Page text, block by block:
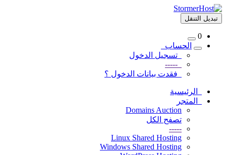
تبديل التنقل
0
الحساب
تسجيل الدخول
-----
فقدت بيانات الدخول ؟
الرئيسية
المتجر
Domains Auction
تصفح الكل
-----
Linux Shared Hosting
Windows Shared Hosting